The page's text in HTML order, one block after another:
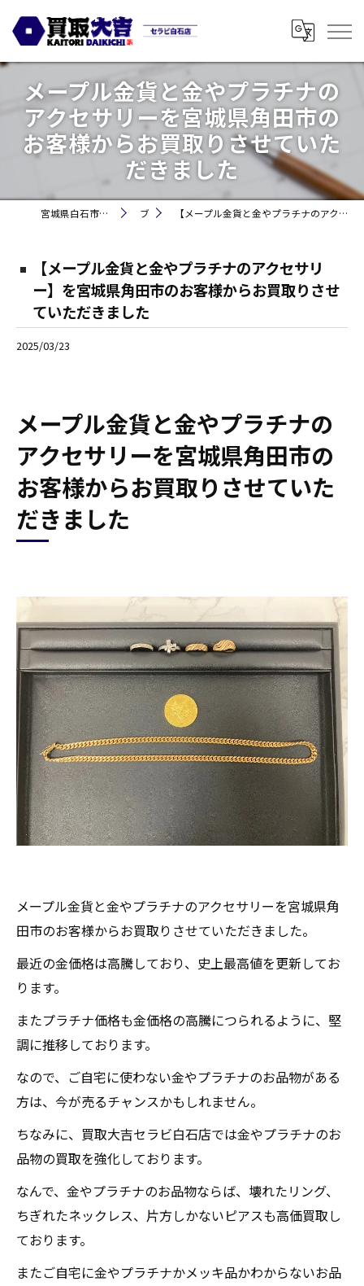
メープル金貨と金やプラチナの
アクセサリーを宮城県角田市の
お客様からお買取りさせていた
だきました
宮城県白石市の買取なら買取大吉セラビ白石店 ブログ 【メープル金貨と金やプラチナのアクセサリー】を宮城県角田市のお客様からお買取りさせていただきました
【メープル金貨と金やプラチナのアクセサリ
ー】を宮城県角田市のお客様からお買取りさせ
ていただきました
2025/03/23
メープル金貨と金やプラチナの
アクセサリーを宮城県角田市の
お客様からお買取りさせていた
だきました
メープル金貨と金やプラチナのアクセサリーを宮城県角
田市のお客様からお買取りさせていただきました。
最近の金価格は高騰しており、史上最高値を更新してお
ります。
またプラチナ価格も金価格の高騰につられるように、堅
調に推移しております。
なので、ご自宅に使わない金やプラチナのお品物がある
方は、今が売るチャンスかもしれません。
ちなみに、買取大吉セラビ白石店では金やプラチナのお
品物の買取を強化しております。
なんで、金やプラチナのお品物ならば、壊れたリング、
ちぎれたネックレス、片方しかないピアスも高価買取し
ております。
またご自宅に金やプラチナかメッキ品かわからないお品